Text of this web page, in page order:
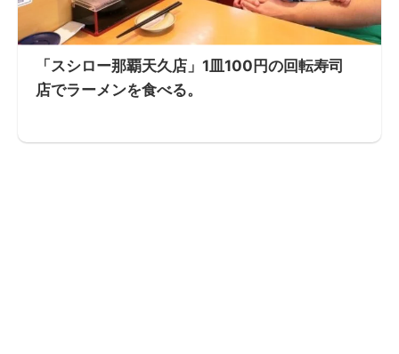
「スシロー那覇天久店」1皿100円の回転寿司
店でラーメンを食べる。